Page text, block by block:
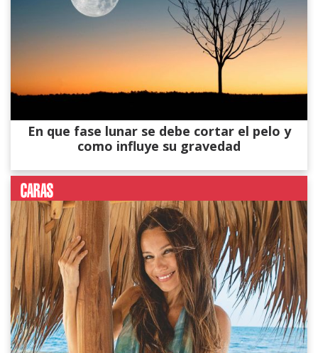
En que fase lunar se debe cortar el pelo y
como influye su gravedad